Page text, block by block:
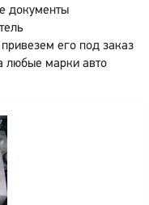
документы
его под заказ
любые марки авто